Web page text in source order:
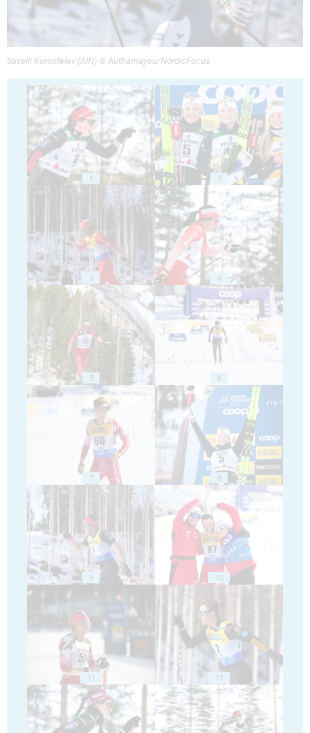
Savelii Korostelev (AIN) © Authamayou/NordicFocus
1 2
3 4
5 6
7 8
9 10
11 12